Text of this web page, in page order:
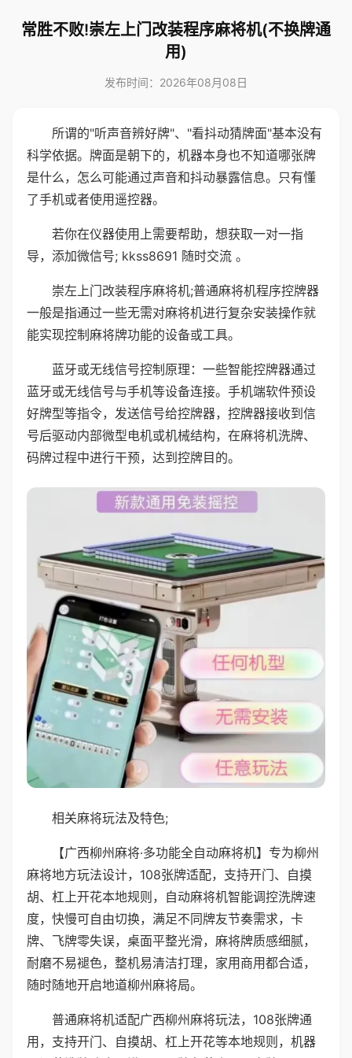
常胜不败!崇左上门改装程序麻将机(不换牌通
用)
发布时间：2026年08月08日
所谓的"听声音辨好牌"、"看抖动猜牌面"基本没有
科学依据。牌面是朝下的，机器本身也不知道哪张牌
是什么，怎么可能通过声音和抖动暴露信息。只有懂
了手机或者使用遥控器。
若你在仪器使用上需要帮助，想获取一对一指
导，添加微信号; kkss8691 随时交流 。
崇左上门改装程序麻将机;普通麻将机程序控牌器
一般是指通过一些无需对麻将机进行复杂安装操作就
能实现控制麻将牌功能的设备或工具。
蓝牙或无线信号控制原理：一些智能控牌器通过
蓝牙或无线信号与手机等设备连接。手机端软件预设
好牌型等指令，发送信号给控牌器，控牌器接收到信
号后驱动内部微型电机或机械结构，在麻将机洗牌、
码牌过程中进行干预，达到控牌目的。
相关麻将玩法及特色;
【广西柳州麻将·多功能全自动麻将机】专为柳州
麻将地方玩法设计，108张牌适配，支持开门、自摸
胡、杠上开花本地规则，自动麻将机智能调控洗牌速
度，快慢可自由切换，满足不同牌友节奏需求，卡
牌、飞牌零失误，桌面平整光滑，麻将牌质感细腻，
耐磨不易褪色，整机易清洁打理，家用商用都合适，
随时随地开启地道柳州麻将局。
普通麻将机适配广西柳州麻将玩法，108张牌通
用，支持开门、自摸胡、杠上开花等本地规则，机器